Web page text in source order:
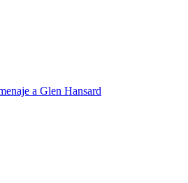
a Glen Hansard